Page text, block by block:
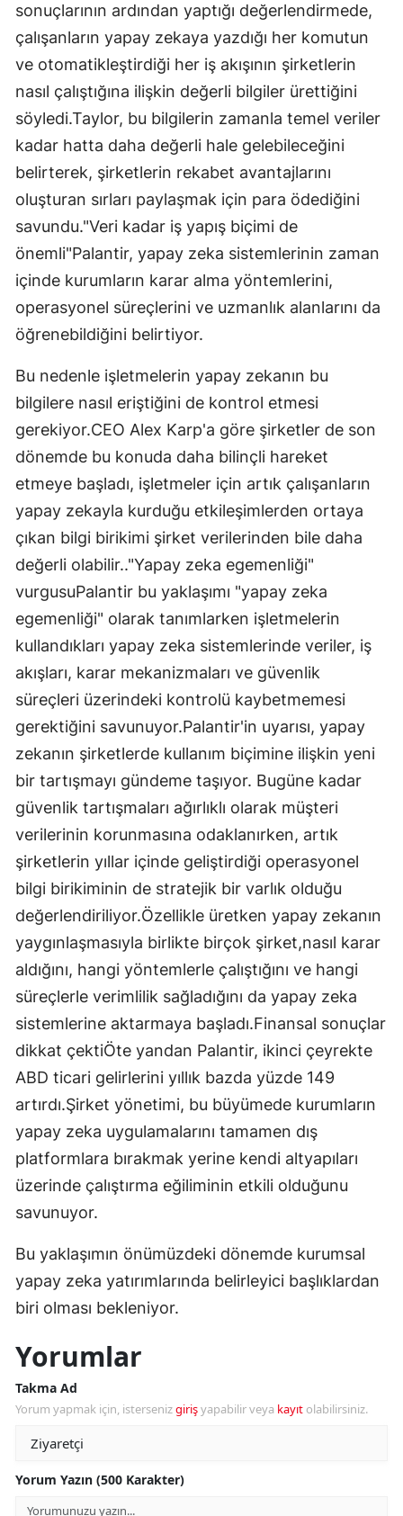
sonuçlarının ardından yaptığı değerlendirmede,
çalışanların yapay zekaya yazdığı her komutun
ve otomatikleştirdiği her iş akışının şirketlerin
nasıl çalıştığına ilişkin değerli bilgiler ürettiğini
söyledi.Taylor, bu bilgilerin zamanla temel veriler
kadar hatta daha değerli hale gelebileceğini
belirterek, şirketlerin rekabet avantajlarını
oluşturan sırları paylaşmak için para ödediğini
savundu."Veri kadar iş yapış biçimi de
önemli"Palantir, yapay zeka sistemlerinin zaman
içinde kurumların karar alma yöntemlerini,
operasyonel süreçlerini ve uzmanlık alanlarını da
öğrenebildiğini belirtiyor.
Bu nedenle işletmelerin yapay zekanın bu
bilgilere nasıl eriştiğini de kontrol etmesi
gerekiyor.CEO Alex Karp'a göre şirketler de son
dönemde bu konuda daha bilinçli hareket
etmeye başladı, işletmeler için artık çalışanların
yapay zekayla kurduğu etkileşimlerden ortaya
çıkan bilgi birikimi şirket verilerinden bile daha
değerli olabilir.."Yapay zeka egemenliği"
vurgusuPalantir bu yaklaşımı "yapay zeka
egemenliği" olarak tanımlarken işletmelerin
kullandıkları yapay zeka sistemlerinde veriler, iş
akışları, karar mekanizmaları ve güvenlik
süreçleri üzerindeki kontrolü kaybetmemesi
gerektiğini savunuyor.Palantir'in uyarısı, yapay
zekanın şirketlerde kullanım biçimine ilişkin yeni
bir tartışmayı gündeme taşıyor. Bugüne kadar
güvenlik tartışmaları ağırlıklı olarak müşteri
verilerinin korunmasına odaklanırken, artık
şirketlerin yıllar içinde geliştirdiği operasyonel
bilgi birikiminin de stratejik bir varlık olduğu
değerlendiriliyor.Özellikle üretken yapay zekanın
yaygınlaşmasıyla birlikte birçok şirket,nasıl karar
aldığını, hangi yöntemlerle çalıştığını ve hangi
süreçlerle verimlilik sağladığını da yapay zeka
sistemlerine aktarmaya başladı.Finansal sonuçlar
dikkat çektiÖte yandan Palantir, ikinci çeyrekte
ABD ticari gelirlerini yıllık bazda yüzde 149
artırdı.Şirket yönetimi, bu büyümede kurumların
yapay zeka uygulamalarını tamamen dış
platformlara bırakmak yerine kendi altyapıları
üzerinde çalıştırma eğiliminin etkili olduğunu
savunuyor.
Bu yaklaşımın önümüzdeki dönemde kurumsal
yapay zeka yatırımlarında belirleyici başlıklardan
biri olması bekleniyor.
Yorumlar
Takma Ad
Yorum yapmak için, istersenizgirişyapabilir veya kayıt olabilirsiniz.
Yorum Yazın (500 Karakter)